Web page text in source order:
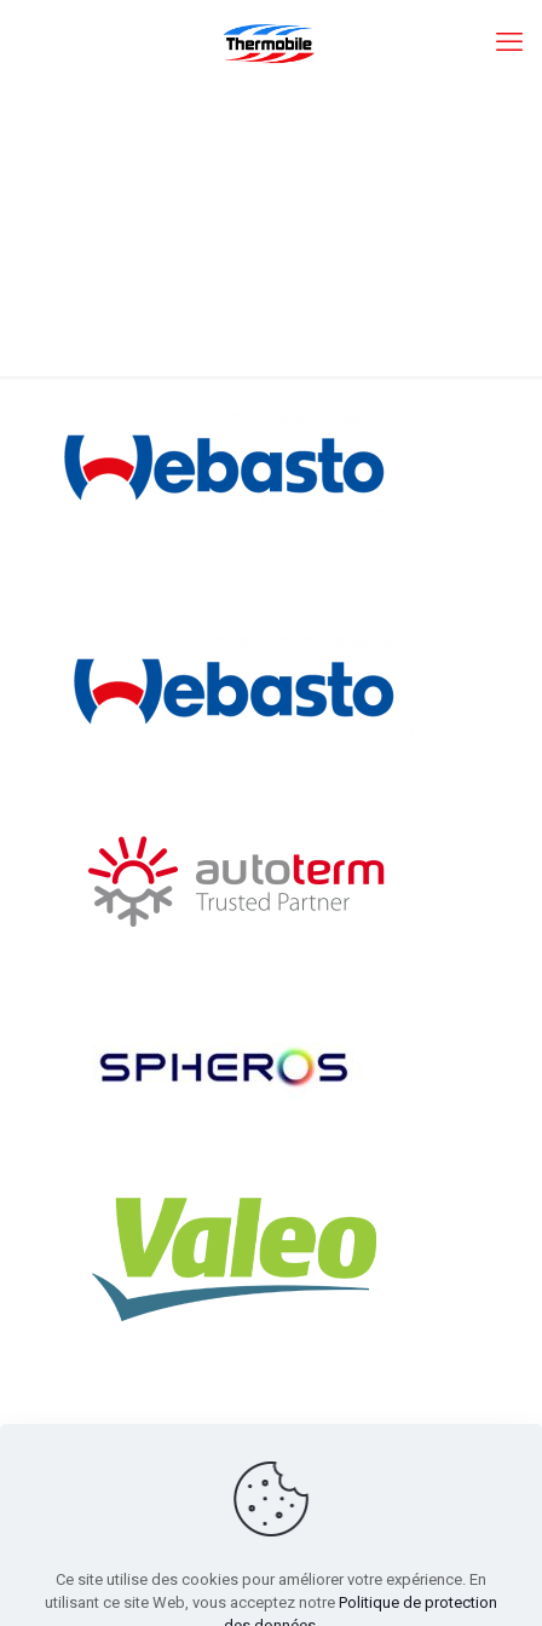
Ce site utilise des cookies pour améliorer votre expérience. En
utilisant ce site Web, vous acceptez notre Politique de protection